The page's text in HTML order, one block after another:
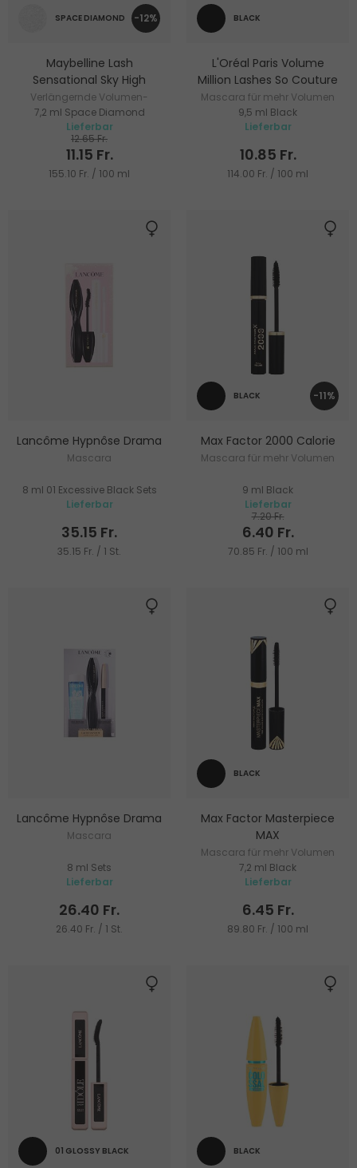
-12%
SPACE DIAMOND
Maybelline Lash
Sensational Sky High
Verlängernde Volumen-
Mascara
7,2 ml Space Diamond
Lieferbar
12.65 Fr.
11.15 Fr.
155.10 Fr. / 100 ml
BLACK
L'Oréal Paris Volume
Million Lashes So Couture
Mascara für mehr Volumen
9,5 ml Black
Lieferbar
10.85 Fr.
114.00 Fr. / 100 ml
Lancôme Hypnôse Drama
Mascara
8 ml 01 Excessive Black Sets
Lieferbar
35.15 Fr.
35.15 Fr. / 1 St.
-11%
BLACK
Max Factor 2000 Calorie
Mascara für mehr Volumen
9 ml Black
Lieferbar
7.20 Fr.
6.40 Fr.
70.85 Fr. / 100 ml
Lancôme Hypnôse Drama
Mascara
8 ml Sets
Lieferbar
26.40 Fr.
26.40 Fr. / 1 St.
BLACK
Max Factor Masterpiece
MAX
Mascara für mehr Volumen
7,2 ml Black
Lieferbar
6.45 Fr.
89.80 Fr. / 100 ml
01 GLOSSY BLACK BLACK